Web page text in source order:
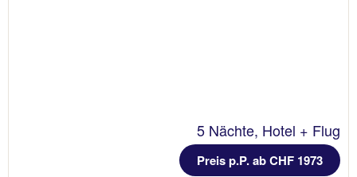
5 Nächte, Hotel + Flug
Preis p.P. ab CHF 1973